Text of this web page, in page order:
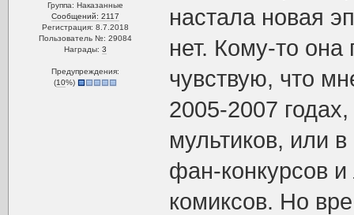
Группа: Наказанные
Сообщений: 2117
Регистрация: 8.7.2018
Пользователь №: 29084
Награды: 3
Предупреждения:
(10%)
настала новая
нет. Кому-то
чувствую, что
2005-2007
мультиков, или
фан-конкурсов и
комиксов. Но